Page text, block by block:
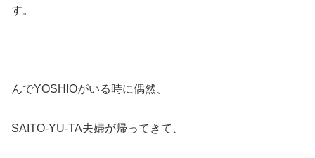
す。
んでYOSHIOがいる時に偶然、
SAITO-YU-TA夫婦が帰ってきて、